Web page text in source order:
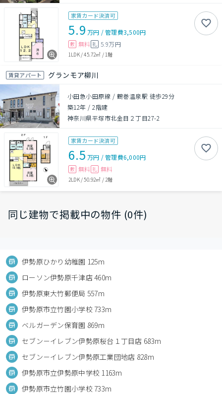
家賃カード決済可
5.9 万円 /管理費3,500円
敷 無料 礼 5.9万円
1LDK/45.72㎡ /1階
賃貸アパート グランモア柳川
小田急小田原線 / 鶴巻温泉駅 徒歩29分
築12年 /2階建
神奈川県平塚市北金目２丁目27-2
家賃カード決済可
6.5 万円 /管理費6,000円
敷 無料 礼 無料
2LDK/50.92㎡ /2階
同じ建物で掲載中の物件 (0件)
伊勢原ひかり幼稚園 125m
ローソン伊勢原千津店 460m
伊勢原東大竹郵便局 557m
伊勢原市立竹園小学校 733m
ベルガーデン保育園 869m
セブン－イレブン伊勢原桜台１丁目店 683m
セブン－イレブン伊勢原工業団地店 828m
伊勢原市立伊勢原中学校 1163m
伊勢原市立竹園小学校 733m